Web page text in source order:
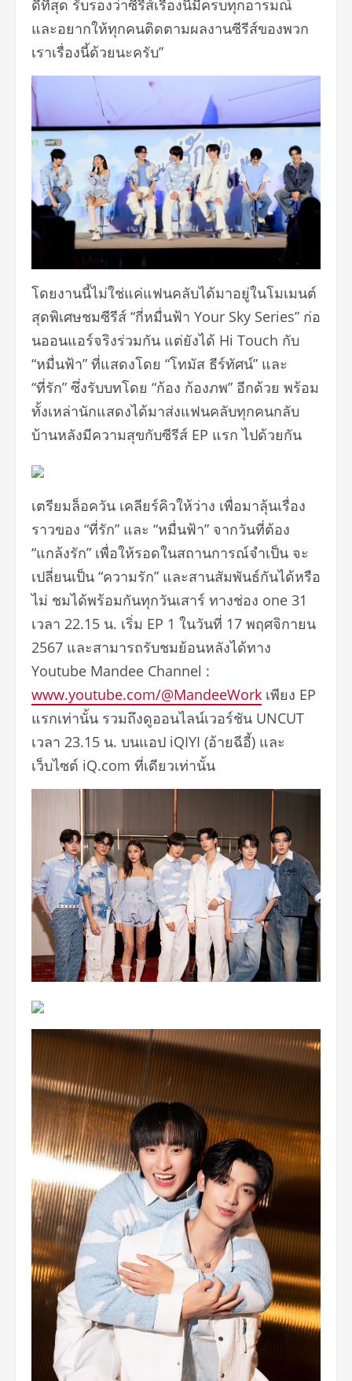
ดีที่สุด รับรองว่าซีรีส์เรื่องนี้มีครบทุกอารมณ์
และอยากให้ทุกคนติดตามผลงานซีรีส์ของพวก
เราเรื่องนี้ด้วยนะครับ”
โดยงานนี้ไม่ใช่แค่แฟนคลับได้มาอยู่ในโมเมนต์
สุดพิเศษชมซีรีส์ “กี่หมื่นฟ้า Your Sky Series” ก่อ
นออนแอร์จริงร่วมกัน แต่ยังได้ Hi Touch กับ
“หมื่นฟ้า” ที่แสดงโดย “โทมัส ธีร์ทัศน์” และ
“ที่รัก” ซึ่งรับบทโดย “ก้อง ก้องภพ” อีกด้วย พร้อม
ทั้งเหล่านักแสดงได้มาส่งแฟนคลับทุกคนกลับ
บ้านหลังมีความสุขกับซีรีส์ EP แรก ไปด้วยกัน
เตรียมล็อควัน เคลียร์คิวให้ว่าง เพื่อมาลุ้นเรื่อง
ราวของ “ที่รัก” และ “หมื่นฟ้า” จากวันที่ต้อง
“แกล้งรัก” เพื่อให้รอดในสถานการณ์จำเป็น จะ
เปลี่ยนเป็น “ความรัก” และสานสัมพันธ์กันได้หรือ
ไม่ ชมได้พร้อมกันทุกวันเสาร์ ทางช่อง one 31
เวลา 22.15 น. เริ่ม EP 1 ในวันที่ 17 พฤศจิกายน
2567 และสามารถรับชมย้อนหลังได้ทาง
Youtube Mandee Channel :
www.youtube.com/@MandeeWork เพียง EP
แรกเท่านั้น รวมถึงดูออนไลน์เวอร์ชัน UNCUT
เวลา 23.15 น. บนแอป iQIYI (อ้ายฉีอี้) และ
เว็บไซต์ iQ.com ที่เดียวเท่านั้น